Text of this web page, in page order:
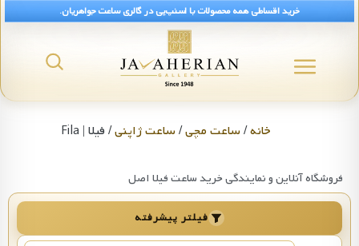
خرید ساعت فیلا Fila | قیمت ساعت اسپرت
خرید اقساطی همه محصولات با اسنپ‌پی در گالری ساعت جواهریان.
خانه/ساعت مچی/ساعت ژاپنی/ فیلا | Fila
فروشگاه آنلاین و نمایندگی خرید ساعت فیلا اصل
فیلتر پیشرفته